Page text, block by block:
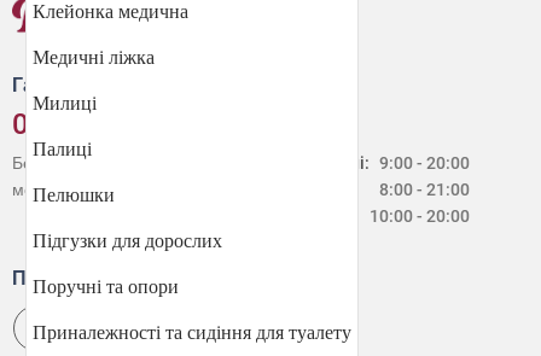
Клейонка медична
Медичні ліжка
Милиці
Палиці
Пелюшки
Підгузки для дорослих
Поручні та опори
Приналежності та сидіння для туалету
Гаряча лінія
0 800 30 20 60
Будні: 9:00 - 20:00
8:00 - 21:00
10:00 - 20:00
Безкоштовно зі стаціонарних і
мобільних телефонів в Україні
Приєднуйтесь